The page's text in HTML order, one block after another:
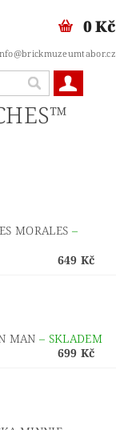
0 Kč
MORALES –
649 Kč
MAN – SKLADEM
699 Kč